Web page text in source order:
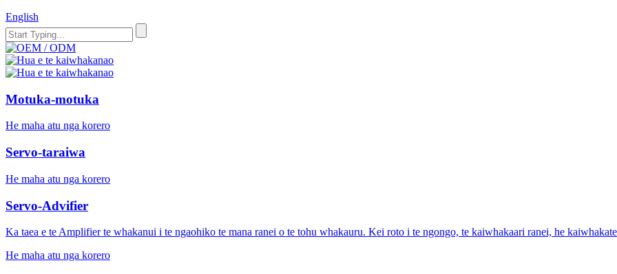
English
Motuka-motuka
He maha atu nga korero
Servo-taraiwa
He maha atu nga korero
Servo-Advifier
Ka taea e te Amplifier te whakanui i te ngaohiko te mana ranei o te tohu whakauru. Kei roto i te ngongo, te kaiwhakaari ranei, he
He maha atu nga korero